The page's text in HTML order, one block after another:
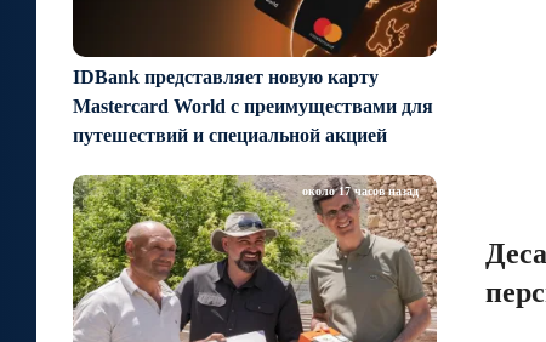
IDBank представляет новую карту
Mastercard World с преимуществами для
путешествий и специальной акцией
около 17 часов назад